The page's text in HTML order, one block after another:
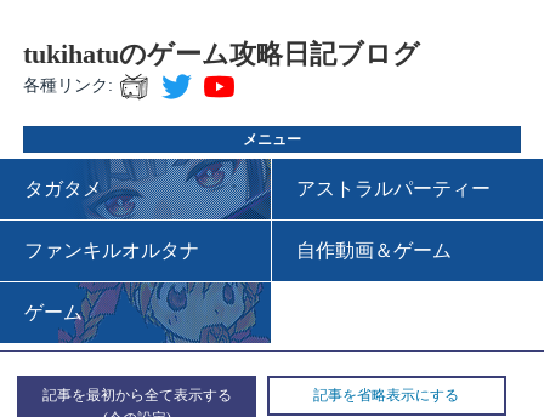
tukihatuのゲーム攻略日記ブログ
各種リンク:
メニュー
タガタメ アストラルパーティー
ファンキルオルタナ 自作動画＆ゲーム
ゲーム
記事を最初から全て表示する 記事を省略表示にする